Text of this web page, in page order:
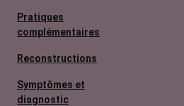
Pratiques
complémentaires
Reconstructions
Symptômes et
diagnostic